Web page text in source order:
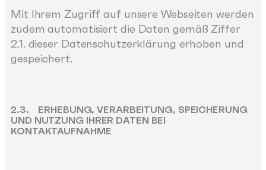
Mit Ihrem Zugriff auf unsere Webseiten werden
zudem automatisiert die Daten gemäß Ziffer
2.1. dieser Datenschutzerklärung erhoben und
gespeichert.
2.3. ERHEBUNG, VERARBEITUNG, SPEICHERUNG
UND NUTZUNG IHRER DATEN BEI
KONTAKTAUFNAHME